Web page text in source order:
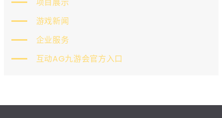
游戏新闻
企业服务
互动AG九游会官方入口